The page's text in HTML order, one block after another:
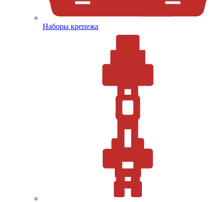
Наборы крепежа